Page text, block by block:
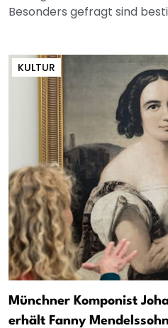
Besonders gefragt sind
KULTUR
Münchner Komponist
erhält Fanny